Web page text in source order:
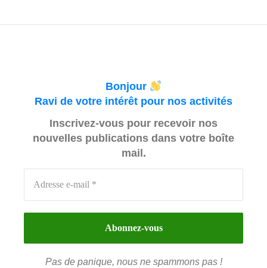
Bonjour
Ravi de votre intérêt pour nos activités
Inscrivez-vous pour recevoir nos
nouvelles publications dans votre boîte
mail.
Pas de panique, nous ne spammons pas !